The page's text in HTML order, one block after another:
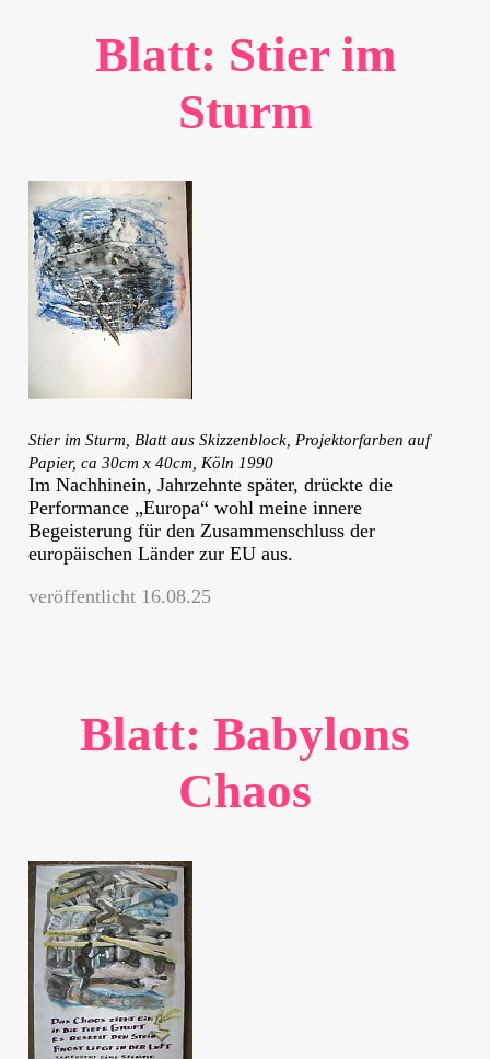
Blatt: Stier im
Sturm
Stier im Sturm, Blatt aus Skizzenblock, Projektorfarben auf
Papier, ca 30cm x 40cm, Köln 1990
Im Nachhinein, Jahrzehnte später, drückte die
Performance „Europa“ wohl meine innere
Begeisterung für den Zusammenschluss der
europäischen Länder zur EU aus.
veröffentlicht 16.08.25
Blatt: Babylons
Chaos